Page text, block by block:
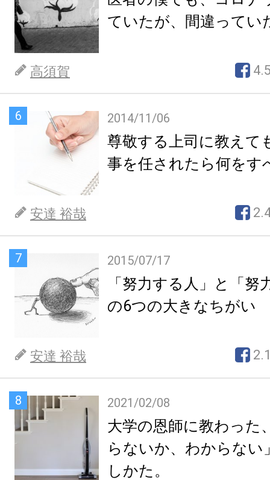
ていたが、間違ってい
高須賀
6 2014/11/06
尊敬する上司に教えて
事を任されたら何をす
安達 裕哉
7 2015/07/17
「努力する人」と「努
の6つの大きなちがい
安達 裕哉
8 2021/02/08
大学の恩師に教わった
らないか、わからない
しかた。